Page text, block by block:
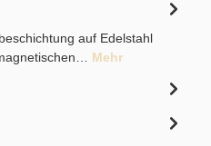
auf Edelstahl
Mehr